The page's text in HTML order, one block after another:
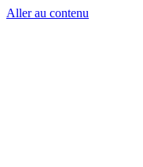
Aller au contenu